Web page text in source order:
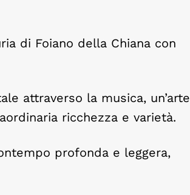
di Foiano della Chiana con
attraverso la musica, un’arte
ricchezza e varietà.
profonda e leggera,